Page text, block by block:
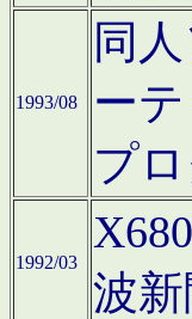
1993/08
同
ー
プ
1992/03
波